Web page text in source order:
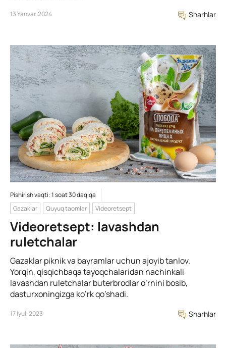
13 Yanvar, 2024 Sharhlar
Pishirish vaqti: 1 soat 30 daqiqa
Gazaklar
Quyuq taomlar Videoretsept
Videoretsept: lavashdan
ruletchalar
Gazaklar piknik va bayramlar uchun ajoyib tanlov.
Yorqin, qisqichbaqa tayoqchalaridan nachinkali
lavashdan ruletchalar buterbrodlar o’rnini bosib,
dasturxoningizga ko’rk qo’shadi.
17 Iyul, 2023 Sharhlar